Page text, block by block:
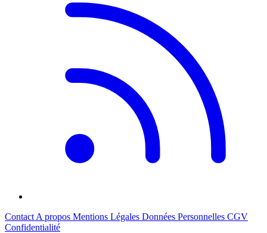
Contact A propos Mentions Légales Données Personnelles CGV
Confidentialité